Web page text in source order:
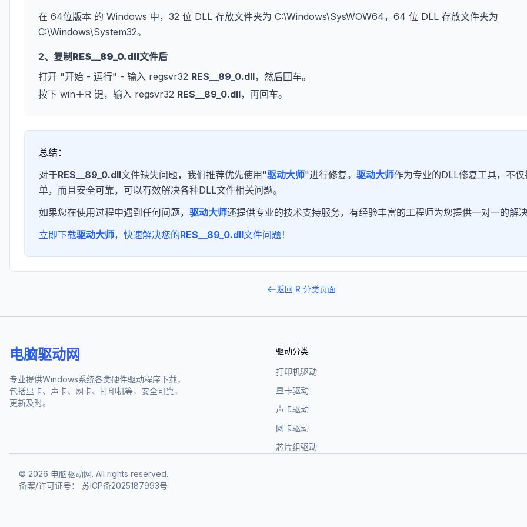
在 64位版本 的 Windows 中，32 位 DLL 存放文件夹为 C:\Windows\SysWOW64，64 位 DLL 存放文件夹为
C:\Windows\System32。
2、复制 RES__89_0.dll文件后
打开 "开始 - 运行" - 输入 regsvr32 RES__89_0.dll，然后回车。
按下 win＋R 键，输入 regsvr32 RES__89_0.dll，再回车。
总结：
对于RES__89_0.dll文件缺失问题，我们推荐优先使用"驱动大师"进行修复。 驱动大师作为专业的DLL修复工具，不仅
单，而且安全可靠，可以有效解决各种DLL文件相关问题。
如果您在使用过程中遇到任何问题， 驱动大师还提供专业的技术支持服务，有经验丰富的工程师为您提供一对一的解决
立即下载驱动大师，快速解决您的RES__89_0.dll文件问题！
返回 R 分类页面
电脑驱动网
专业提供Windows系统各类硬件驱动程序下载，
包括显卡、声卡、网卡、打印机等，安全可靠，
更新及时。
驱动分类
打印机驱动
显卡驱动
声卡驱动
网卡驱动
芯片组驱动
© 2026 电脑驱动网. All rights reserved.
备案/许可证号：
苏ICP备2025187993号